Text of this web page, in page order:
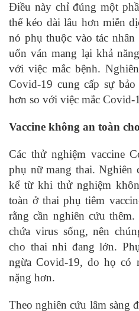
Điều này chỉ đúng một
thể kéo dài lâu hơn miễn
nó phụ thuộc vào tác
uốn ván mang lại khả
với việc mắc bệnh.
Covid-19 cung cấp sự
hơn so với việc mắc Covid-
Vaccine không an toàn
Các thử nghiệm vaccine
phụ nữ mang thai. Nghiên
kể từ khi thử nghiệm
toàn ở thai phụ tiêm
rằng cần nghiên cứu
chứa virus sống, nên
cho thai nhi đang lớn.
ngừa Covid-19, do họ có
nặng hơn.
Theo nghiên cứu lâm sàng